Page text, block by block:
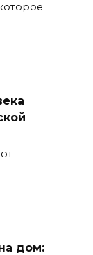
дом: